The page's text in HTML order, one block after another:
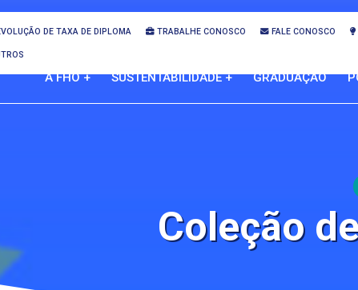
DE TAXA DE DIPLOMA TRABALHE CONOSCO FALE CONOSCO
A FHO + SUSTENTABILIDADE + GRADUAÇÃO
Coleção